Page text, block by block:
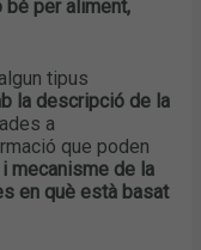
bé per aliment,
tipus
la descripció de la
a
que poden
i mecanisme de la
en què està basat